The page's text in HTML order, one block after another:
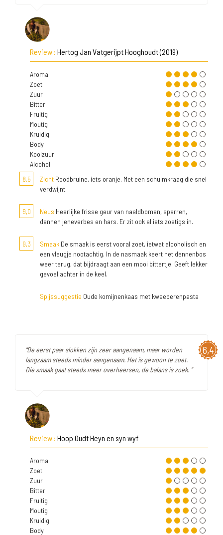
Review : Hertog Jan Vatgerijpt Hooghoudt (2019)
Aroma
Zoet
Zuur
Bitter
Fruitig
Moutig
Kruidig
Body
Koolzuur
Alcohol
8,5
Zicht Roodbruine, iets oranje. Met een schuimkraag die snel
verdwijnt.
9,0 Neus Heerlijke frisse geur van naaldbomen, sparren,
dennen jeneverbes en hars. Er zit ook al iets zoetigs in.
9,3 Smaak De smaak is eerst vooral zoet, ietwat alcoholisch en
een vleugje nootachtig. In de nasmaak keert het dennenbos
weer terug, dat bijdraagt aan een mooi bittertje. Geeft lekker
gevoel achter in de keel.
Spijssuggestie Oude komijnenkaas met kweeperenpasta
6,4
"De eerst paar slokken zijn zeer aangenaam, maar worden
langzaam steeds minder aangenaam. Het is gewoon te zoet.
Die smaak gaat steeds meer overheersen, de balans is zoek. "
Review : Hoop Oudt Heyn en syn wyf
Aroma
Zoet
Zuur
Bitter
Fruitig
Moutig
Kruidig
Body